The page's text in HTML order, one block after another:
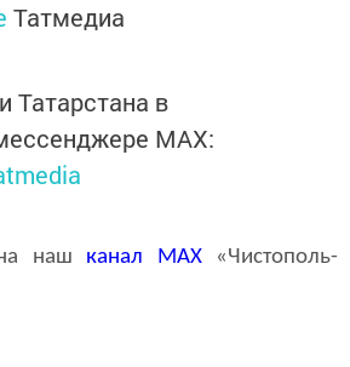
Татмедиа
Татарстана в
MАХ:
наш канал MAX«Чистополь-